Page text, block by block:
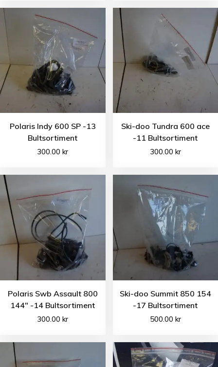
Polaris Indy 600 SP -13
Bultsortiment
300.00kr
Ski-doo Tundra 600 ace
-11 Bultsortiment
300.00 kr
Polaris Swb Assault 800
144″ -14 Bultsortiment
300.00kr
Ski-doo Summit 850 154
-17 Bultsortiment
500.00 kr